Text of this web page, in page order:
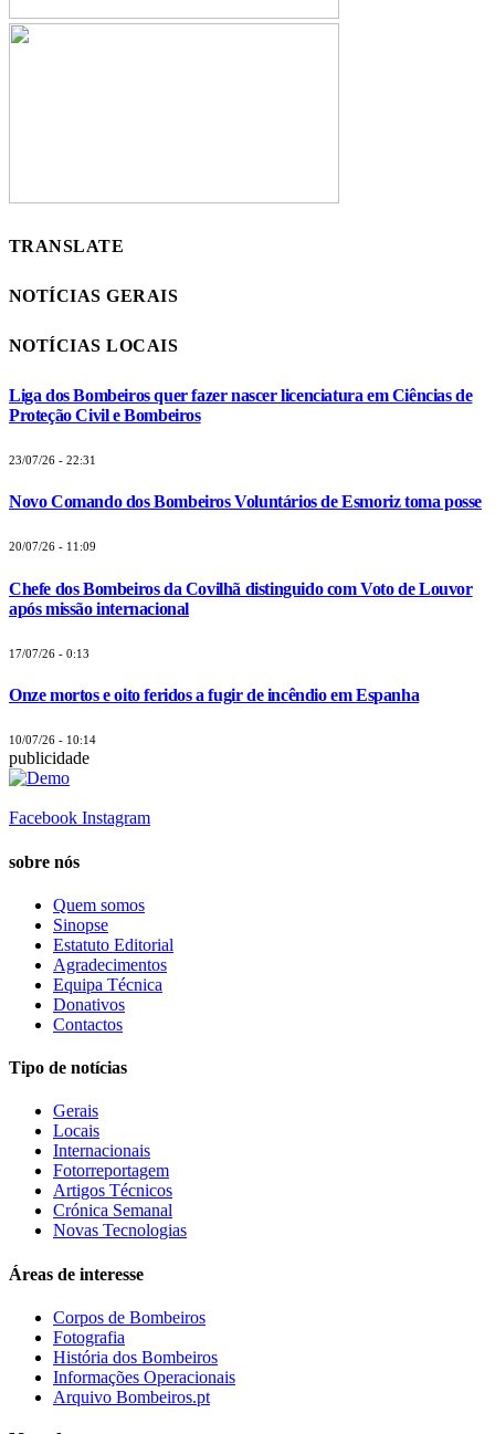
TRANSLATE
NOTÍCIAS GERAIS
NOTÍCIAS LOCAIS
Liga dos Bombeiros quer fazer nascer licenciatura em Ciências de
Proteção Civil e Bombeiros
23/07/26 - 22:31
Novo Comando dos Bombeiros Voluntários de Esmoriz toma posse
20/07/26 - 11:09
Chefe dos Bombeiros da Covilhã distinguido com Voto de Louvor
após missão internacional
17/07/26 - 0:13
Onze mortos e oito feridos a fugir de incêndio em Espanha
10/07/26 - 10:14
publicidade
Facebook Instagram
sobre nós
Quem somos
Sinopse
Estatuto Editorial
Agradecimentos
Equipa Técnica
Donativos
Contactos
Tipo de notícias
Gerais
Locais
Internacionais
Fotorreportagem
Artigos Técnicos
Crónica Semanal
Novas Tecnologias
Áreas de interesse
Corpos de Bombeiros
Fotografia
História dos Bombeiros
Informações Operacionais
Arquivo Bombeiros.pt